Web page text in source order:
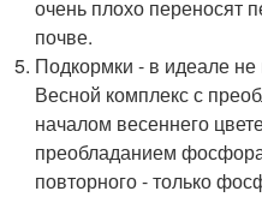
очень плохо переносят
почве.
Подкормки - в идеале
Весной комплекс с
началом весеннего
преобладанием
повторного - только